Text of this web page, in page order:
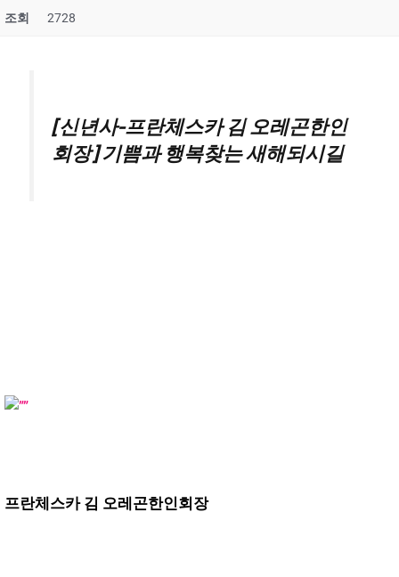
조회 2728
[신년사-프란체스카 김 오레곤한인
회장] 기쁨과 행복찾는 새해되시길
프란체스카 김 오레곤한인회장